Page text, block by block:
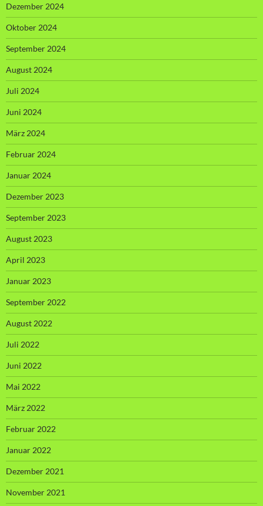
Dezember 2024
Oktober 2024
September 2024
August 2024
Juli 2024
Juni 2024
März 2024
Februar 2024
Januar 2024
Dezember 2023
September 2023
August 2023
April 2023
Januar 2023
September 2022
August 2022
Juli 2022
Juni 2022
Mai 2022
März 2022
Februar 2022
Januar 2022
Dezember 2021
November 2021